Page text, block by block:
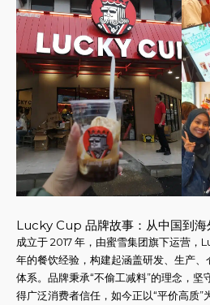
Lucky Cup 品牌故事：从中国到海
成立于 2017 年，由蜜雪集团旗下运营
年的餐饮经验，构建起涵盖研发、生产
体系。品牌秉承“不偷工减料”的理念，坚
得广泛消费者信任，如今正以“平价高质”